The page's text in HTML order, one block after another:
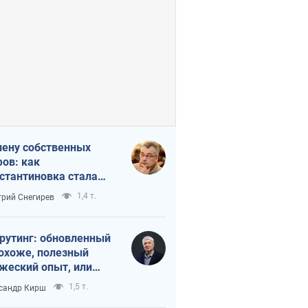
собственных
как
стала
идеологической
для российских
Снегирев 1,4 т.
обновленный
полезный
опыт, или
трусости
Кирш 1,5 т.